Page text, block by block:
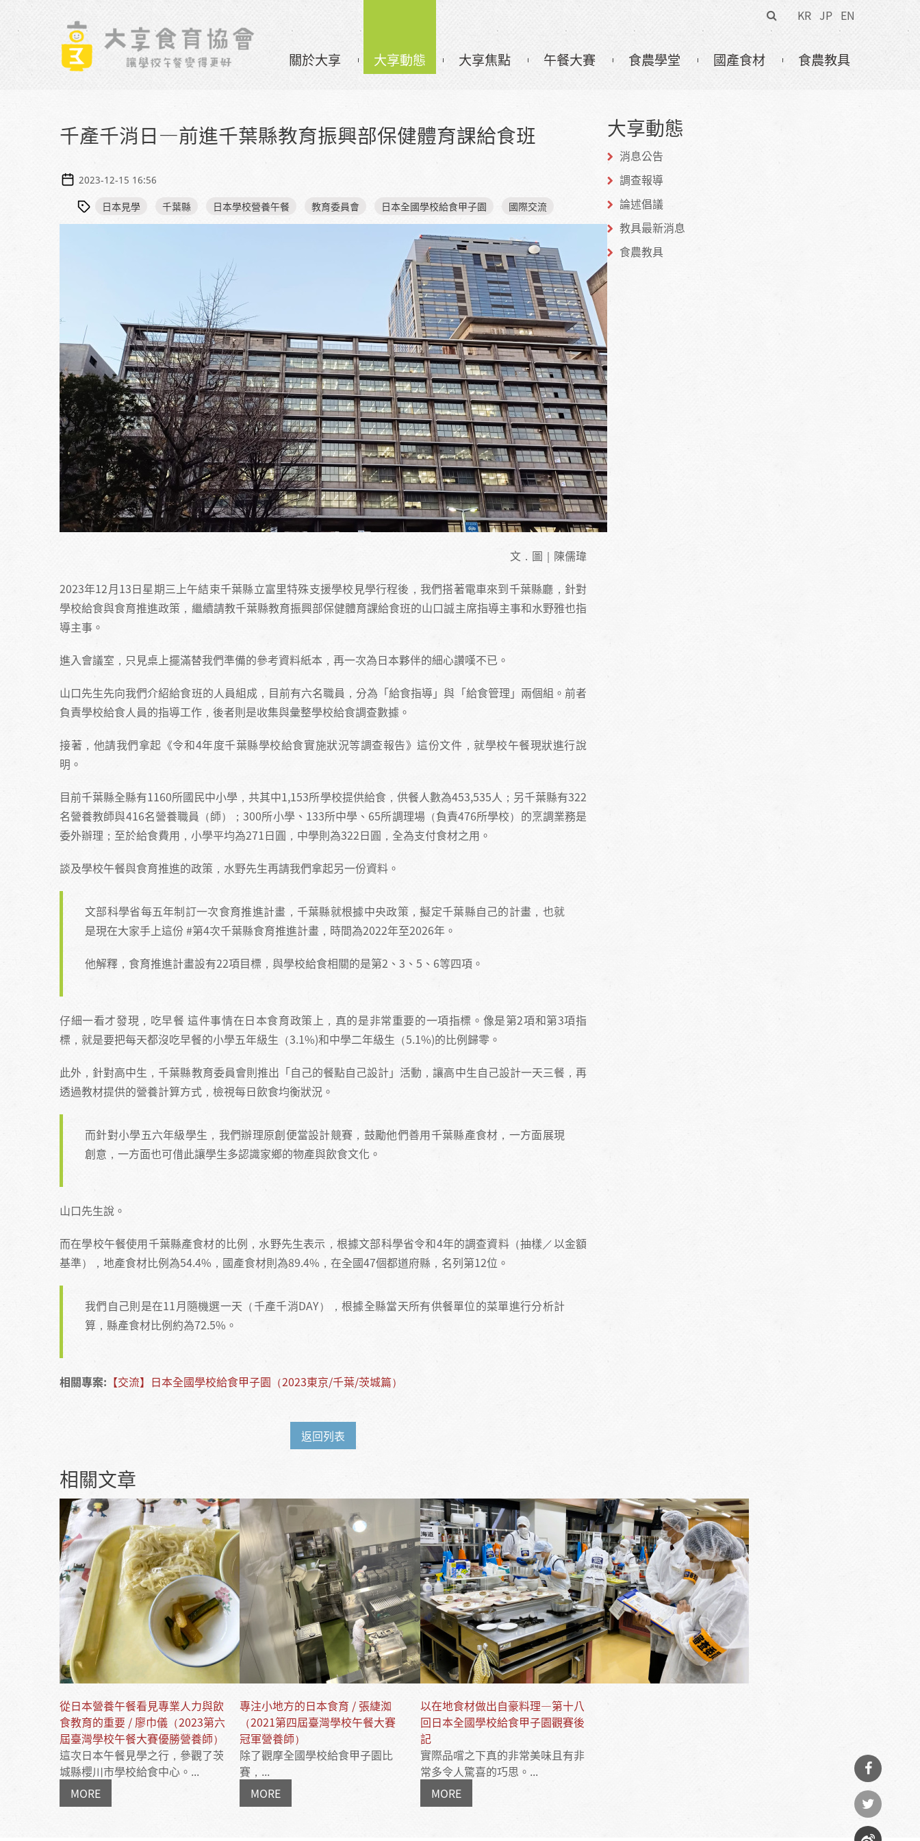
KR JP EN
搜
尋
表
單
關於大享 大享動態 大享焦點 午餐大賽 食農學堂 國產食材 食農教具
千產千消日—前進千葉縣教育振興部保健體育課給食班
2023-12-15 16:56
日本見學 千葉縣 日本學校營養午餐 教育委員會 日本全國學校給食甲子園 國際交流
文．圖｜陳儒瑋
2023年12月13日星期三上午結束千葉縣立富里特殊支援學校見學行程後，我們搭著電車來到千葉縣廳，針對
學校給食與食育推進政策，繼續請教千葉縣教育振興部保健體育課給食班的山口誠主席指導主事和水野雅也指
導主事。
進入會議室，只見桌上擺滿替我們準備的參考資料紙本，再一次為日本夥伴的細心讚嘆不已。
山口先生先向我們介紹給食班的人員組成，目前有六名職員，分為「給食指導」與「給食管理」兩個組。前者
負責學校給食人員的指導工作，後者則是收集與彙整學校給食調查數據。
接著，他請我們拿起《令和4年度千葉縣學校給食實施狀況等調查報告》這份文件，就學校午餐現狀進行說
明。
目前千葉縣全縣有1160所國民中小學，共其中1,153所學校提供給食，供餐人數為453,535人；另千葉縣有322
名營養教師與416名營養職員（師）；300所小學、133所中學、65所調理場（負責476所學校）的烹調業務是
委外辦理；至於給食費用，小學平均為271日圓，中學則為322日圓，全為支付食材之用。
談及學校午餐與食育推進的政策，水野先生再請我們拿起另一份資料。
文部科學省每五年制訂一次食育推進計畫，千葉縣就根據中央政策，擬定千葉縣自己的計畫，也就
是現在大家手上這份 #第4次千葉縣食育推進計畫，時間為2022年至2026年。
他解釋，食育推進計畫設有22項目標，與學校給食相關的是第2、3、5、6等四項。
仔細一看才發現，吃早餐 這件事情在日本食育政策上，真的是非常重要的一項指標。像是第2項和第3項指
標，就是要把每天都沒吃早餐的小學五年級生（3.1%)和中學二年級生（5.1%)的比例歸零。
此外，針對高中生，千葉縣教育委員會則推出「自己的餐點自己設計」活動，讓高中生自己設計一天三餐，再
透過教材提供的營養計算方式，檢視每日飲食均衡狀況。
而針對小學五六年級學生，我們辦理原創便當設計競賽，鼓勵他們善用千葉縣產食材，一方面展現
創意，一方面也可借此讓學生多認識家鄉的物產與飲食文化。
山口先生說。
而在學校午餐使用千葉縣產食材的比例，水野先生表示，根據文部科學省令和4年的調查資料（抽樣／以金額
基準），地產食材比例為54.4%，國產食材則為89.4%，在全國47個都道府縣，名列第12位。
我們自己則是在11月隨機選一天（千產千消DAY），根據全縣當天所有供餐單位的菜單進行分析計
算，縣產食材比例約為72.5%。
相關專案: 【交流】日本全國學校給食甲子園（2023東京/千葉/茨城篇）
返回列表
相關文章
從日本營養午餐看見專業人力與飲
食教育的重要 / 廖巾儀（2023第六
屆臺灣學校午餐大賽優勝營養師）
這次日本午餐見學之行，參觀了茨
城縣櫻川市學校給食中心。...
MORE
專注小地方的日本食育 / 張緁洳
（2021第四屆臺灣學校午餐大賽
冠軍營養師）
除了觀摩全國學校給食甲子園比
賽，...
MORE
以在地食材做出自豪料理—第十八
回日本全國學校給食甲子園觀賽後
記
實際品嚐之下真的非常美味且有非
常多令人驚喜的巧思。...
MORE
分享
到
分享
大享動態
消息公告
調查報導
論述倡議
教具最新消息
食農教具